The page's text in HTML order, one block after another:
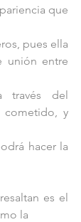
que
pues ella
unión entre
través del
cometido, y
hacer la
es el
la